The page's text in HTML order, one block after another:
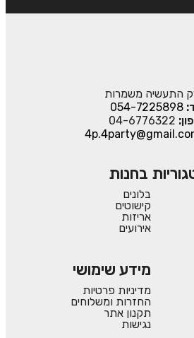
התעשיה משמרות
054-7225898
04-6776322
בחנות
בלונים
קישוטים
אריזות
אירועים
מידע שימושי
מדיניות פרטיות
החזרות ומשלוחים
תקנון אתר
נגישות